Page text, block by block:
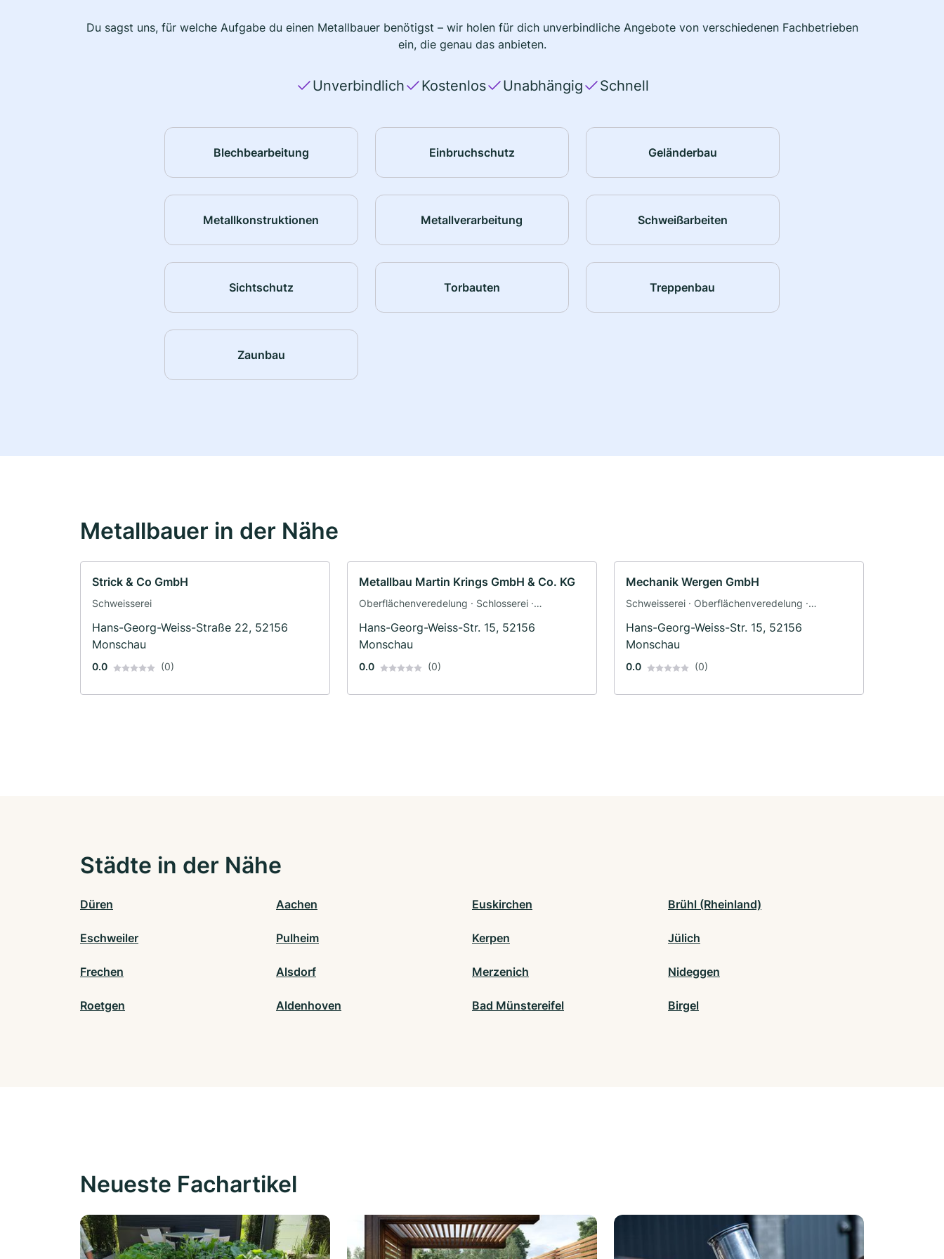
Du sagst uns, für welche Aufgabe du einen Metallbauer benötigst – wir holen für dich unverbindliche Angebote von verschiedenen Fachbetrieben
ein, die genau das anbieten.
Unverbindlich Kostenlos Unabhängig Schnell
Blechbearbeitung Einbruchschutz Geländerbau
Metallkonstruktionen Metallverarbeitung Schweißarbeiten
Sichtschutz Torbauten Treppenbau
Zaunbau
Metallbauer in der Nähe
Strick & Co GmbH
Schweisserei
Hans-Georg-Weiss-Straße 22, 52156
Monschau
0.0 (0)
Metallbau Martin Krings GmbH & Co. KG
Oberflächenveredelung · Schlosserei ·
Hans-Georg-Weiss-Str. 15, 52156
Monschau
0.0 (0)
Mechanik Wergen GmbH
Schweisserei · Oberflächenveredelung ·
Hans-Georg-Weiss-Str. 15, 52156
Monschau
0.0 (0)
Städte in der Nähe
Düren Aachen Euskirchen Brühl (Rheinland)
Eschweiler Pulheim Kerpen Jülich
Frechen Alsdorf Merzenich Nideggen
Roetgen Aldenhoven Bad Münstereifel Birgel
Neueste Fachartikel